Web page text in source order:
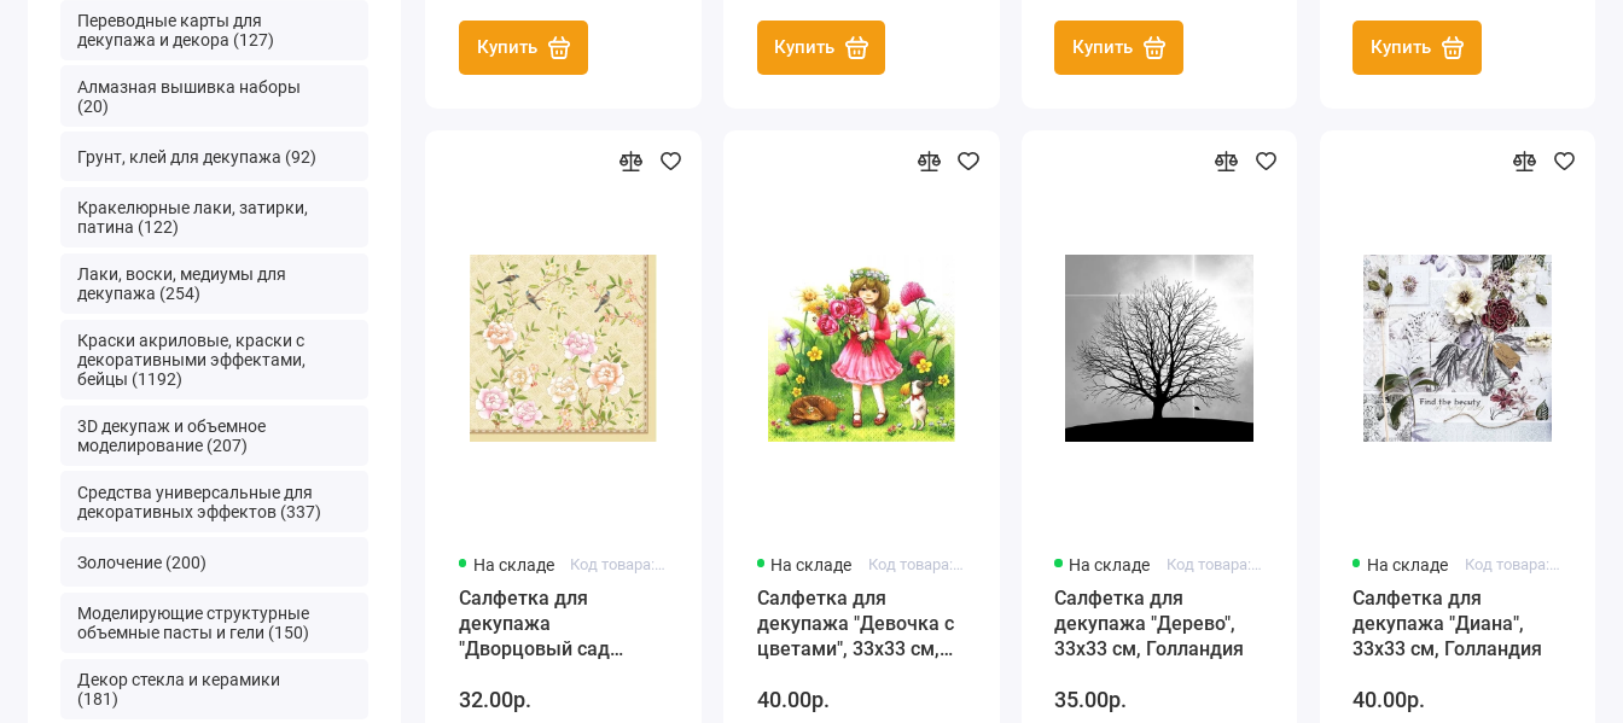
Переводные карты для
декупажа и декора (127)
Алмазная вышивка наборы
(20)
Грунт, клей для декупажа (92)
Кракелюрные лаки, затирки,
патина (122)
Лаки, воски, медиумы для
декупажа (254)
Краски акриловые, краски с
декоративными эффектами,
бейцы (1192)
3D декупаж и объемное
моделирование (207)
Средства универсальные для
декоративных эффектов (337)
Золочение (200)
Моделирующие структурные
объемные пасты и гели (150)
Декор стекла и керамики
(181)
Купить Купить Купить Купить
На складе Код товара: HFPALF
Салфетка для
декупажа
"Дворцовый сад
Nuova R2S (Италия)
32.00р.
На складе Код товара: HF211722
Салфетка для
декупажа "Девочка с
цветами", 33х33 см,
40.00р.
На складе Код товара: HF13314025
Салфетка для
декупажа "Дерево",
33х33 см, Голландия
35.00р.
На складе Код товара: HF13313205
Салфетка для
декупажа "Диана",
33х33 см, Голландия
40.00р.